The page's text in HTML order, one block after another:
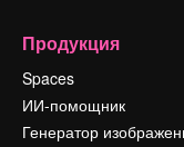
Продукция
Spaces
ИИ-помощник
Генератор